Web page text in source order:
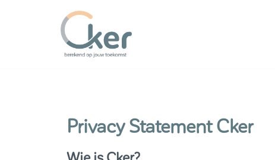
Privacy Statement Cker
Wie is Cker?